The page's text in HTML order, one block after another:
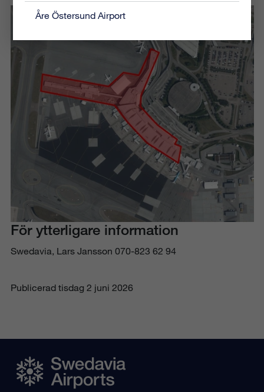
Åre Östersund Airport
För ytterligare information
Swedavia, Lars Jansson 070-823 62 94
Publicerad tisdag 2 juni 2026